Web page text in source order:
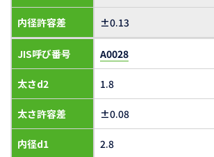
内径許容差 ±0.13
JIS呼び番号
太さd2
太さ許容差
内径d1
A0028
1.8
±0.08
2.8